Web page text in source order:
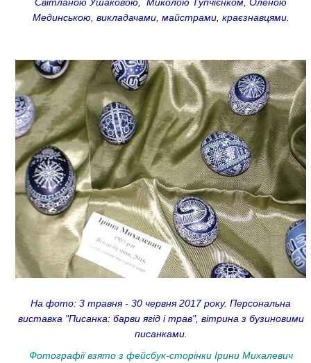
Мединською, викладачами, майстрами, краєзнавцями.
На фото: 3 травня - 30 червня 2017 року. Персональна
виставка "Писанка: барви ягід і трав", вітрина з бузиновими
писанками.
Фотографії взято з фейсбук-сторінки Ірини Михалевич